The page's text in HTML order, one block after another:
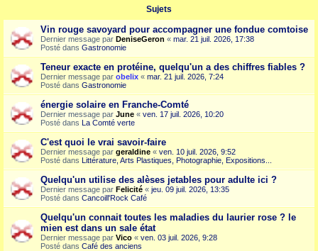
Sujets
Vin rouge savoyard pour accompagner une fondue comtoise
Dernier message par DeniseGeron « mar. 21 juil. 2026, 17:38
Posté dans Gastronomie
Teneur exacte en protéine, quelqu'un a des chiffres fiables ?
Dernier message par obelix « mar. 21 juil. 2026, 7:24
Posté dans Gastronomie
énergie solaire en Franche-Comté
Dernier message par June « ven. 17 juil. 2026, 10:20
Posté dans La Comté verte
C'est quoi le vrai savoir-faire
Dernier message par geraldine « ven. 10 juil. 2026, 9:52
Posté dans Littérature, Arts Plastiques, Photographie, Expositions...
Quelqu'un utilise des alèses jetables pour adulte ici ?
Dernier message par Felicité « jeu. 09 juil. 2026, 13:35
Posté dans Cancoill'Rock Café
Quelqu'un connait toutes les maladies du laurier rose ? le
mien est dans un sale état
Dernier message par Vico « ven. 03 juil. 2026, 9:28
Posté dans Café des anciens